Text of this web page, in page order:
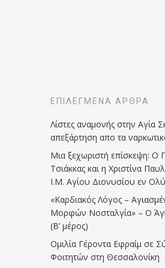
ΕΠΙΛΕΓΜΈΝΑ ΆΡΘΡΑ
Λίστες αναμονής στην Αγία
απεξάρτηση απο τα
Μια ξεχωριστή επίσκεψη: Ο
Τσιάκκας και η Χριστίνα
Ι.Μ. Αγίου Διονυσίου εν
«Καρδιακός Λόγος –
Μορφών Νοσταλγία» – Ο
(Β’ μέρος)
Ομιλία Γέροντα Εφραίμ σε
Φοιτητών στη Θεσσαλονίκη